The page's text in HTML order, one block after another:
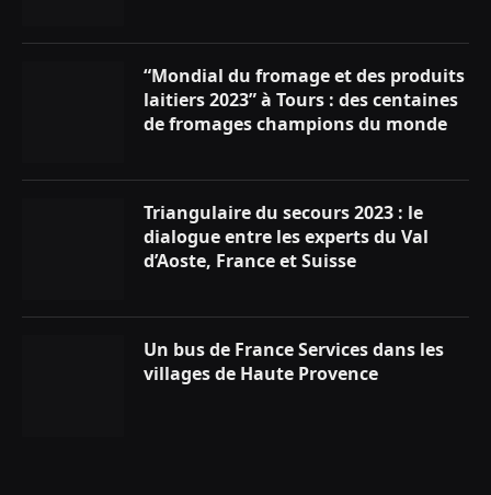
“Mondial du fromage et des produits
laitiers 2023” à Tours : des centaines
de fromages champions du monde
Triangulaire du secours 2023 : le
dialogue entre les experts du Val
d’Aoste, France et Suisse
Un bus de France Services dans les
villages de Haute Provence